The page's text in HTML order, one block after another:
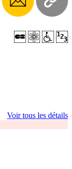
Voir tous les détails